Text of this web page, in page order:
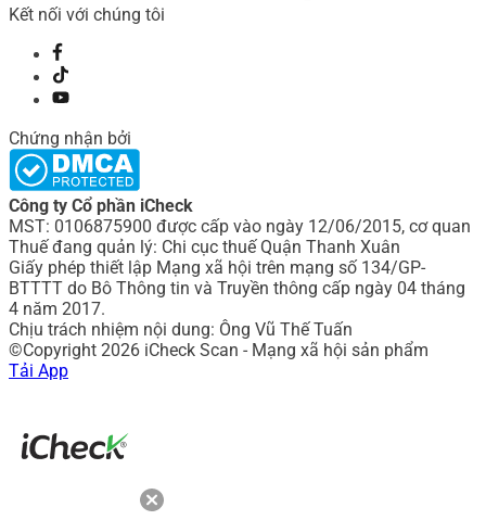
Kết nối với chúng tôi
Chứng nhận bởi
Công ty Cổ phần iCheck
MST: 0106875900 được cấp vào ngày 12/06/2015, cơ quan
Thuế đang quản lý: Chi cục thuế Quận Thanh Xuân
Giấy phép thiết lập Mạng xã hội trên mạng số 134/GP-
BTTTT do Bô Thông tin và Truyền thông cấp ngày 04 tháng
4 năm 2017.
Chịu trách nhiệm nội dung: Ông Vũ Thế Tuấn
©Copyright 2026 iCheck Scan - Mạng xã hội sản phẩm
Tải App